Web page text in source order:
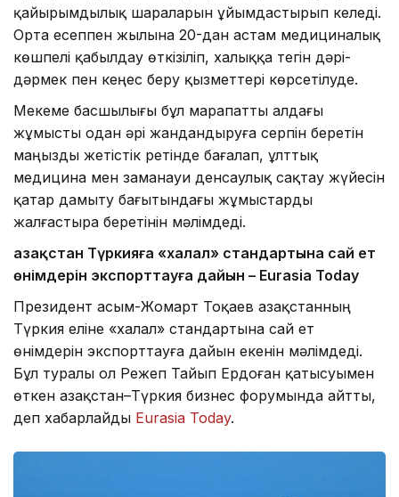
қайырымдылық шараларын ұйымдастырып келеді.
Орта есеппен жылына 20-дан астам медициналық
көшпелі қабылдау өткізіліп, халыққа тегін дәрі-
дәрмек пен кеңес беру қызметтері көрсетілуде.
Мекеме басшылығы бұл марапатты алдағы
жұмысты одан әрі жандандыруға серпін беретін
маңызды жетістік ретінде бағалап, ұлттық
медицина мен заманауи денсаулық сақтау жүйесін
қатар дамыту бағытындағы жұмыстарды
жалғастыра беретінін мәлімдеді.
Қазақстан Түркияға «халал» стандартына сай ет
өнімдерін экспорттауға дайын – Eurasia Today
Президент Қасым-Жомарт Тоқаев Қазақстанның
Түркия еліне «халал» стандартына сай ет
өнімдерін экспорттауға дайын екенін мәлімдеді.
Бұл туралы ол Режеп Тайып Ердоған қатысуымен
өткен Қазақстан–Түркия бизнес форумында айтты,
деп хабарлайды Eurasia Today.